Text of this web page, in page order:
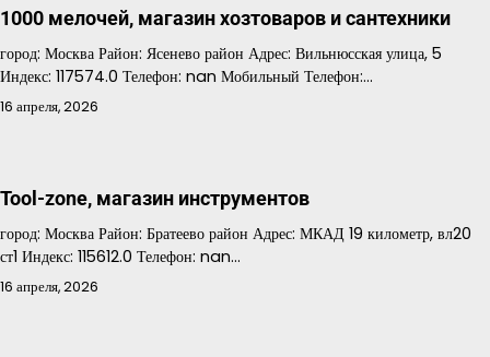
1000 мелочей, магазин хозтоваров и сантехники
город: Москва Район: Ясенево район Адрес: Вильнюсская улица, 5
Индекс: 117574.0 Телефон: nan Мобильный Телефон:…
16 апреля, 2026
Tool-zone, магазин инструментов
город: Москва Район: Братеево район Адрес: МКАД 19 километр, вл20
ст1 Индекс: 115612.0 Телефон: nan…
16 апреля, 2026